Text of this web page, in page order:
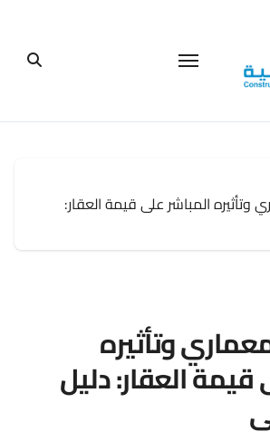
وتأثيره المباشر على قيمة العقار:
وتأثيره
قيمة العقار: دليل